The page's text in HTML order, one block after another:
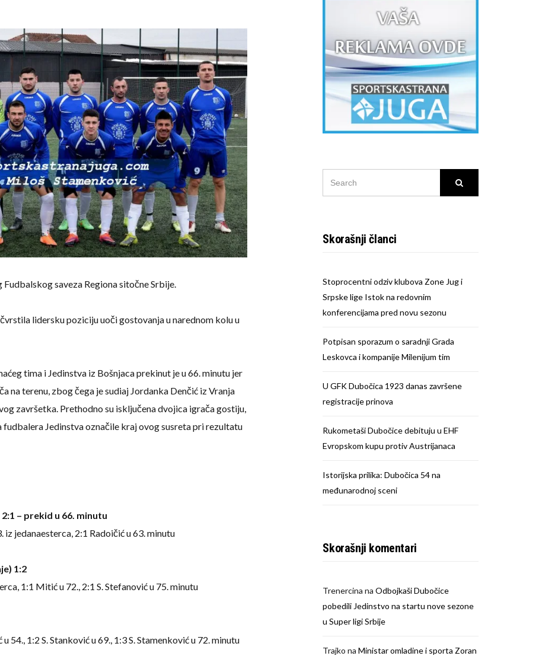
saveza Regiona sitočne Srbije.
lidersku poziciju uoči gostovanja u narednom kolu u
tima i Jedinstva iz Bošnjaca prekinut je u 66. minutu jer
na terenu, zbog čega je sudiaj Jordanka Denčić iz Vranja
završetka. Prethodno su isključena dvojica igrača gostiju,
Jedinstva označile kraj ovog susreta pri rezultatu
– prekid u 66. minutu
jedanaesterca, 2:1 Radoičić u 63. minutu
1:2
1:1 Mitić u 72., 2:1 S. Stefanović u 75. minutu
54., 1:2 S. Stanković u 69., 1:3 S. Stamenković u 72. minutu
Skorašnji članci
Stoprocentni odziv klubova Zone Jug i
Srpske lige Istok na redovnim
konferencijama pred novu sezonu
Potpisan sporazum o saradnji Grada
Leskovca i kompanije Milenijum tim
U GFK Dubočica 1923 danas završene
registracije prinova
Rukometaši Dubočice debituju u EHF
Evropskom kupu protiv Austrijanaca
Istorijska prilika: Dubočica 54 na
međunarodnoj sceni
Skorašnji komentari
Trenercina naOdbojkaši Dubočice
pobedili Jedinstvo na startu nove sezone
u Super ligi Srbije
Trajko naMinistar omladine i sporta Zoran